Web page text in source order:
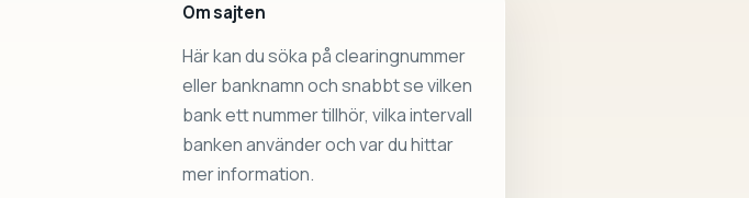
Om sajten
Här kan du söka på clearingnummer
eller banknamn och snabbt se vilken
bank ett nummer tillhör, vilka intervall
banken använder och var du hittar
mer information.